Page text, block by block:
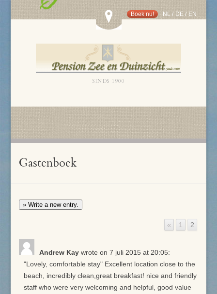
Boek nu! NL/ DE/ EN
SINDS 1900
Gastenboek
« 1 2
Andrew Kay wrote on 7 juli 2015at 20:05:
"Lovely, comfortable stay" Excellent location close to the
beach, incredibly clean,great breakfast! nice and friendly
staff who were very welcoming and helpful, good value